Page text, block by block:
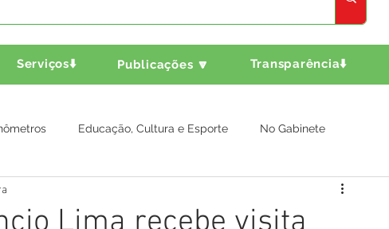
Serviços⬇️ Publicações 🔽 Transparência⬇️
Educação, Cultura e Esporte No Gabinete
Assistência Social Agricultura e Produção